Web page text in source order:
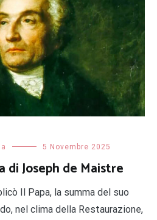
5 Novembre 2025
Joseph de Maistre
Il Papa, la summa del suo
nel clima della Restaurazione,